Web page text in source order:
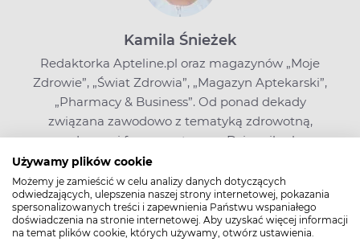
Używamy plików cookie
Możemy je zamieścić w celu analizy danych dotyczących
odwiedzających, ulepszenia naszej strony internetowej, pokazania
spersonalizowanych treści i zapewnienia Państwu wspaniałego
doświadczenia na stronie internetowej. Aby uzyskać więcej informacji
na temat plików cookie, których używamy, otwórz ustawienia.
Kamila Śnieżek
Redaktorka Apteline.pl oraz magazynów „Moje
Zdrowie”, „Świat Zdrowia”, „Magazyn Aptekarski”,
„Pharmacy & Business”. Od ponad dekady
związana zawodowo z tematyką zdrowotną,
medyczną i farmaceutyczną. Dziennikarka,
krakowianka, wielka miłośniczka psów i
kryminałów.